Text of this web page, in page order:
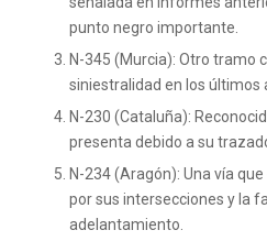
punto negro importante.
N-345 (Murcia): Otro tramo
siniestralidad en los últimos
N-230 (Cataluña):
presenta debido a su
N-234 (Aragón): Una vía
por sus intersecciones y la
adelantamiento.